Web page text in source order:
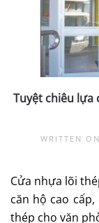
Tuyệt chiêu lựa
WRITTEN ON
Cửa nhựa lõi
căn hộ cao
thép cho văn